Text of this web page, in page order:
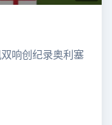
响创纪录奥利塞